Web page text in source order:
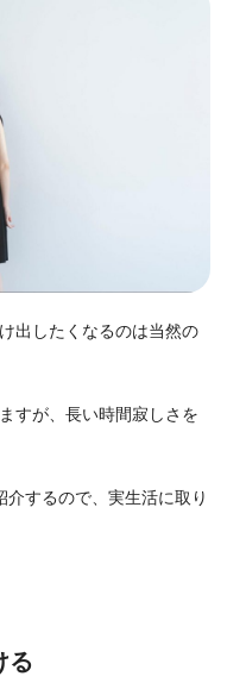
出したくなるのは当然の
すが、長い時間寂しさを
するので、実生活に取り
る